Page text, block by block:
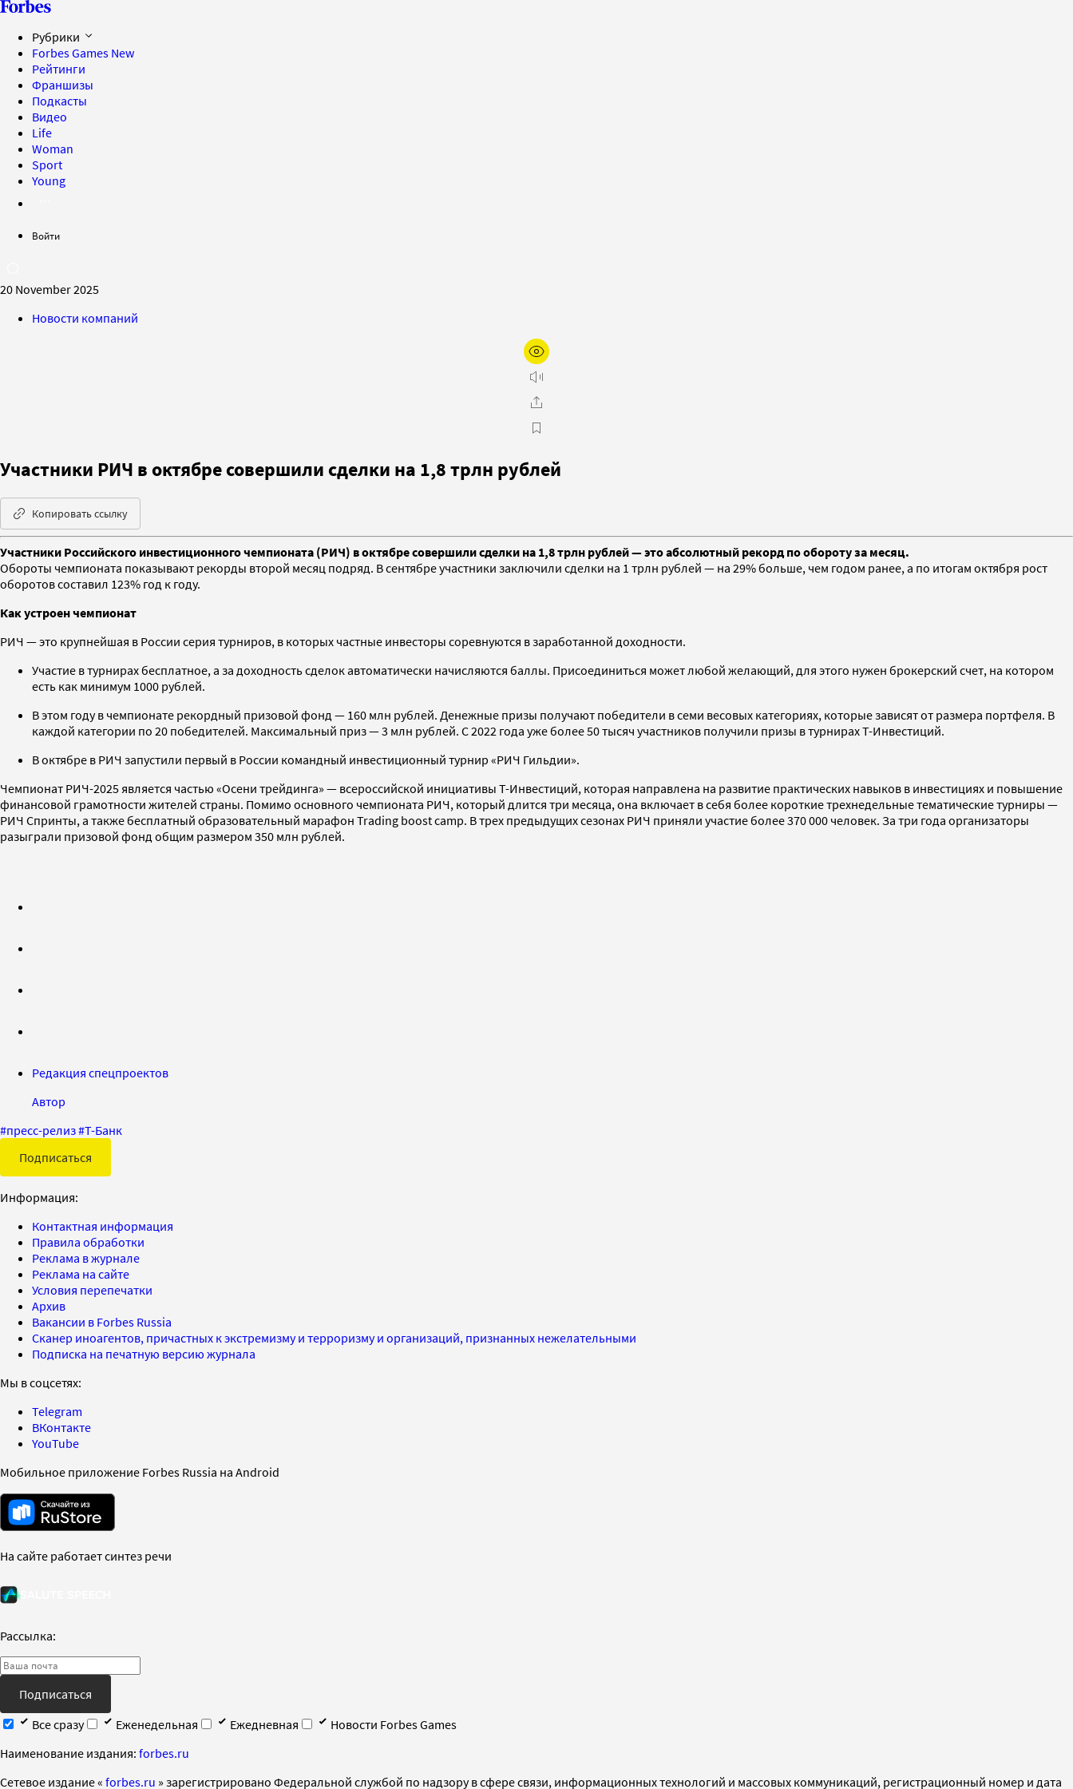
Рубрики
Forbes Games New
Рейтинги
Франшизы
Подкасты
Видео
Life
Woman
Sport
Young
Войти
20 November 2025
Новости компаний
Участники РИЧ в октябре совершили сделки на 1,8 трлн рублей
Копировать ссылку
Участники Российского инвестиционного чемпионата (РИЧ) в октябре совершили сделки на 1,8 трлн рублей — это абсолютный рекорд по обороту за месяц.
Обороты чемпионата показывают рекорды второй месяц подряд. В сентябре участники заключили сделки на 1 трлн рублей — на 29% больше, чем годом ранее, а по итогам октября рост
оборотов составил 123% год к году.
Как устроен чемпионат
РИЧ — это крупнейшая в России серия турниров, в которых частные инвесторы соревнуются в заработанной доходности.
Участие в турнирах бесплатное, а за доходность сделок автоматически начисляются баллы. Присоединиться может любой желающий, для этого нужен брокерский счет, на котором
есть как минимум 1000 рублей.
В этом году в чемпионате рекордный призовой фонд — 160 млн рублей. Денежные призы получают победители в семи весовых категориях, которые зависят от размера портфеля. В
каждой категории по 20 победителей. Максимальный приз — 3 млн рублей. С 2022 года уже более 50 тысяч участников получили призы в турнирах Т-Инвестиций.
В октябре в РИЧ запустили первый в России командный инвестиционный турнир «РИЧ Гильдии».
Чемпионат РИЧ-2025 является частью «Осени трейдинга» — всероссийской инициативы Т-Инвестиций, которая направлена на развитие практических навыков в инвестициях и повышение
финансовой грамотности жителей страны. Помимо основного чемпионата РИЧ, который длится три месяца, она включает в себя более короткие трехнедельные тематические турниры —
РИЧ Спринты, а также бесплатный образовательный марафон Trading boost camp. В трех предыдущих сезонах РИЧ приняли участие более 370 000 человек. За три года организаторы
разыграли призовой фонд общим размером 350 млн рублей.
Редакция спецпроектов
Автор
#пресс-релиз#Т-Банк
Подписаться
Информация:
Контактная информация
Правила обработки
Реклама в журнале
Реклама на сайте
Условия перепечатки
Архив
Вакансии в Forbes Russia
Сканер иноагентов, причастных к экстремизму и терроризму и организаций, признанных нежелательными
Подписка на печатную версию журнала
Мы в соцсетях:
Telegram
ВКонтакте
YouTube
Мобильное приложение Forbes Russia на Android
На сайте работает синтез речи
Рассылка:
Подписаться
Все сразу
Еженедельная Ежедневная
Новости Forbes Games
Наименование издания: forbes.ru
Cетевое издание « forbes.ru » зарегистрировано Федеральной службой по надзору в сфере связи, информационных технологий и массовых коммуникаций, регистрационный номер и дата